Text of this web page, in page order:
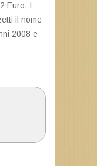
Euro. I
il nome
2008 e